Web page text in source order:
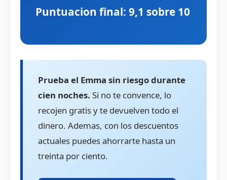
Puntuacion final: 9,1 sobre 10
Prueba el Emma sin riesgo durante
cien noches. Si no te convence, lo
recojen gratis y te devuelven todo el
dinero. Ademas, con los descuentos
actuales puedes ahorrarte hasta un
treinta por ciento.